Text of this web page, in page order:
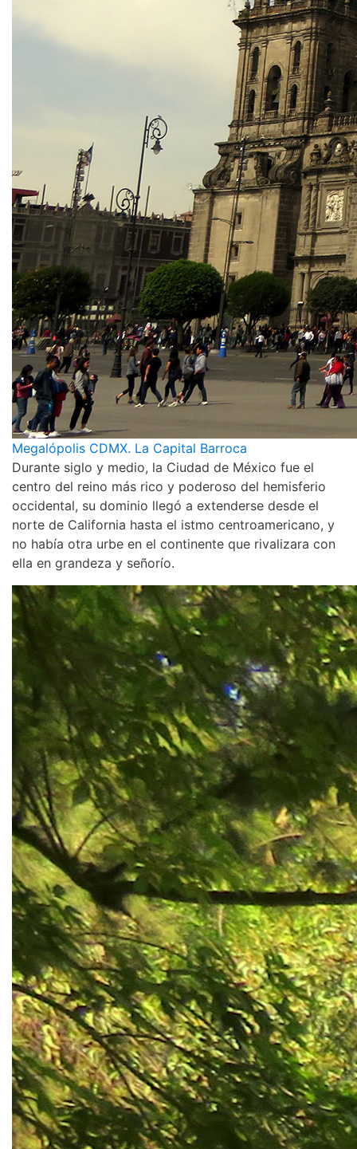
Megalópolis CDMX. La Capital Barroca
Durante siglo y medio, la Ciudad de México fue el
centro del reino más rico y poderoso del hemisferio
occidental, su dominio llegó a extenderse desde el
norte de California hasta el istmo centroamericano, y
no había otra urbe en el continente que rivalizara con
ella en grandeza y señorío.